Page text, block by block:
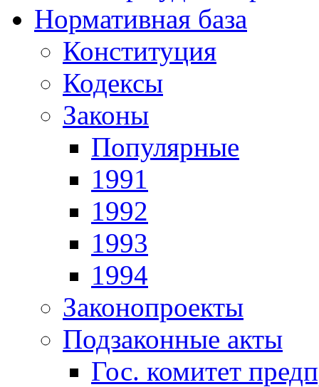
Нормативная база
Конституция
Кодексы
Законы
Популярные
1991
1992
1993
1994
Законопроекты
Подзаконные акты
Гос. комитет